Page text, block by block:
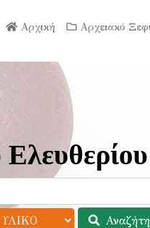
Αρχική Αρχειακό